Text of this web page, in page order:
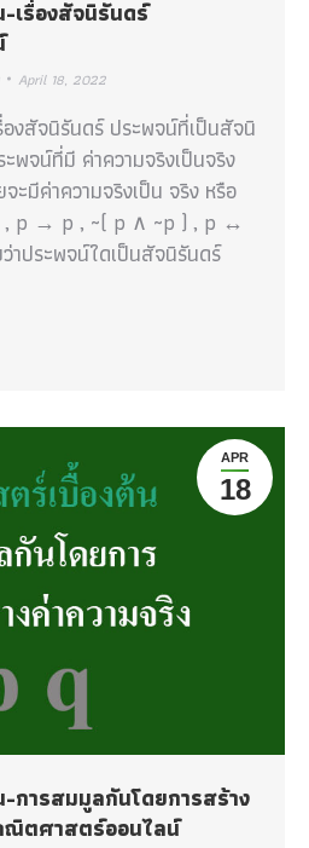
เรื่องสัจนิรันดร์
April 18, 2022
งสัจนิรันดร์ ประพจน์ที่เป็นสัจนิ
พจน์ที่มี ค่าความจริงเป็นจริง
ะมีค่าความจริงเป็น จริง หรือ
, p → p , ~( p ∧ ~p ) , p ↔
าประพจน์ใดเป็นสัจนิรันดร์
APR
18
การสมมูลกันโดยการสร้าง
ณิตศาสตร์ออนไลน์